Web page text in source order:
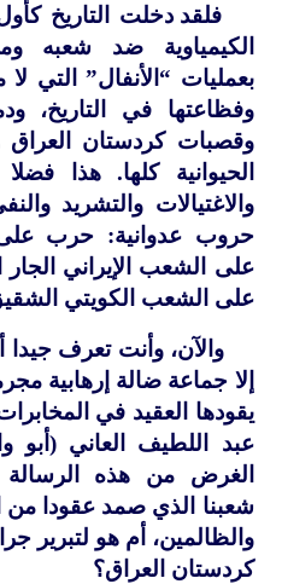
فلقد دخلت التاريخ
الكيمياوية ضد شعبه
بعمليات “الأنفال” التي لا
وفظاعتها في التاريخ،
وقصبات كردستان العراق
الحيوانية كلها. هذا
والاغتيالات والتشريد
حروب عدوانية: حرب
على الشعب الإيراني
على الشعب الكويتي
والآن، وأنت تعرف جيدا
إلا جماعة ضالة إرهابية
يقودها العقيد في
عبد اللطيف العاني (أبو
الغرض من هذه الرسالة
شعبنا الذي صمد عقودا من
والظالمين، أم هو لتبرير
كردستان العراق؟